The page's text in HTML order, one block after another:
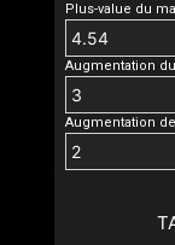
Plus-value du
Augmentation
Augmentation